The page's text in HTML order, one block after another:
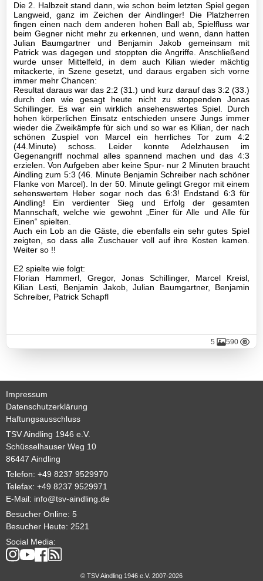
E2-
Jugend
Archiv
E3-
Jugend
E4-
Jugend
F1-
Jugend
F2-
Jugend
F3-
Jugend
G-
Jugend
Volleyball
Gymnastik
Basketball
TSV
Gaststätte
Sponsoren
Terminkalender
Die 2. Halbzeit stand dann, wie schon beim letzten Spiel gegen
Langweid, ganz im Zeichen der Aindlinger! Die Platzherren
fingen einen nach dem anderen hohen Ball ab, Spielfluss war
beim Gegner nicht mehr zu erkennen, und wenn, dann hatten
Julian Baumgartner und Benjamin Jakob gemeinsam mit
Patrick was dagegen und stoppten die Angriffe. Anschließend
wurde unser Mittelfeld, in dem auch Kilian wieder mächtig
mitackerte, in Szene gesetzt, und daraus ergaben sich vorne
immer mehr Chancen:
Resultat daraus war das 2:2 (31.) und kurz darauf das 3:2 (33.)
durch den wie gesagt heute nicht zu stoppenden Jonas
Schillinger. Es war ein wirklich ansehenswertes Spiel. Durch
hohen körperlichen Einsatz entschieden unsere Jungs immer
wieder die Zweikämpfe für sich und so war es Kilian, der nach
schönen Zuspiel von Marcel ein herrliches Tor zum 4:2
(44.Minute) schoss. Leider konnte Adelzhausen im
Gegenangriff nochmal alles spannend machen und das 4:3
erzielen. Von Aufgeben aber keine Spur- nur 2 Minuten braucht
Aindling zum 5:3 (46. Minute Benjamin Schreiber nach schöner
Flanke von Marcel). In der 50. Minute gelingt Gregor mit einem
sehenswertem Heber sogar noch das 6:3! Endstand 6:3 für
Aindling! Ein verdienter Sieg und Erfolg der gesamten
Mannschaft, welche wie gewohnt „Einer für Alle und Alle für
Einen“ spielten.
Auch ein Lob an die Gäste, die ebenfalls ein sehr gutes Spiel
zeigten, so dass alle Zuschauer voll auf ihre Kosten kamen.
Weiter so !!
E2 spielte wie folgt:
Florian Hammerl, Gregor, Jonas Schillinger, Marcel Kreisl,
Kilian Lesti, Benjamin Jakob, Julian Baumgartner, Benjamin
Schreiber, Patrick Schapfl
5 590
Impressum
Datenschutzerklärung
Haftungsausschluss
TSV Aindling 1946 e.V.
Schüsselhauser Weg 10
86447 Aindling
Telefon: +49 8237 9529970
Telefax: +49 8237 9529971
E-Mail: info@tsv-aindling.de
Besucher Online: 5
Besucher Heute: 2521
Social Media:
© TSV Aindling 1946 e.V. 2007-2026